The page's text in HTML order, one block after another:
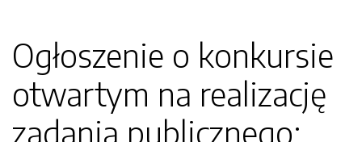
Ogłoszenie o konkursie
otwartym na realizację
zadania publicznego: